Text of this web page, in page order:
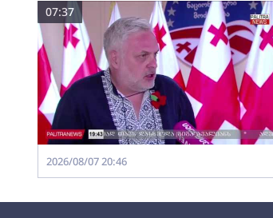
07:37
2026/08/07 20:46